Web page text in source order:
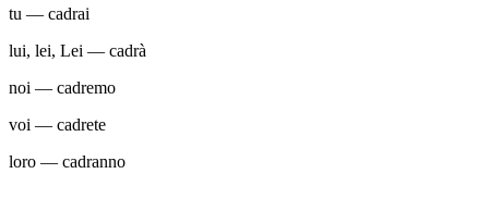
tu — cadrai
lui, lei, Lei — cadrà
noi — cadremo
voi — cadrete
loro — cadranno